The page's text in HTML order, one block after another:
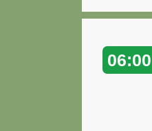
06:00